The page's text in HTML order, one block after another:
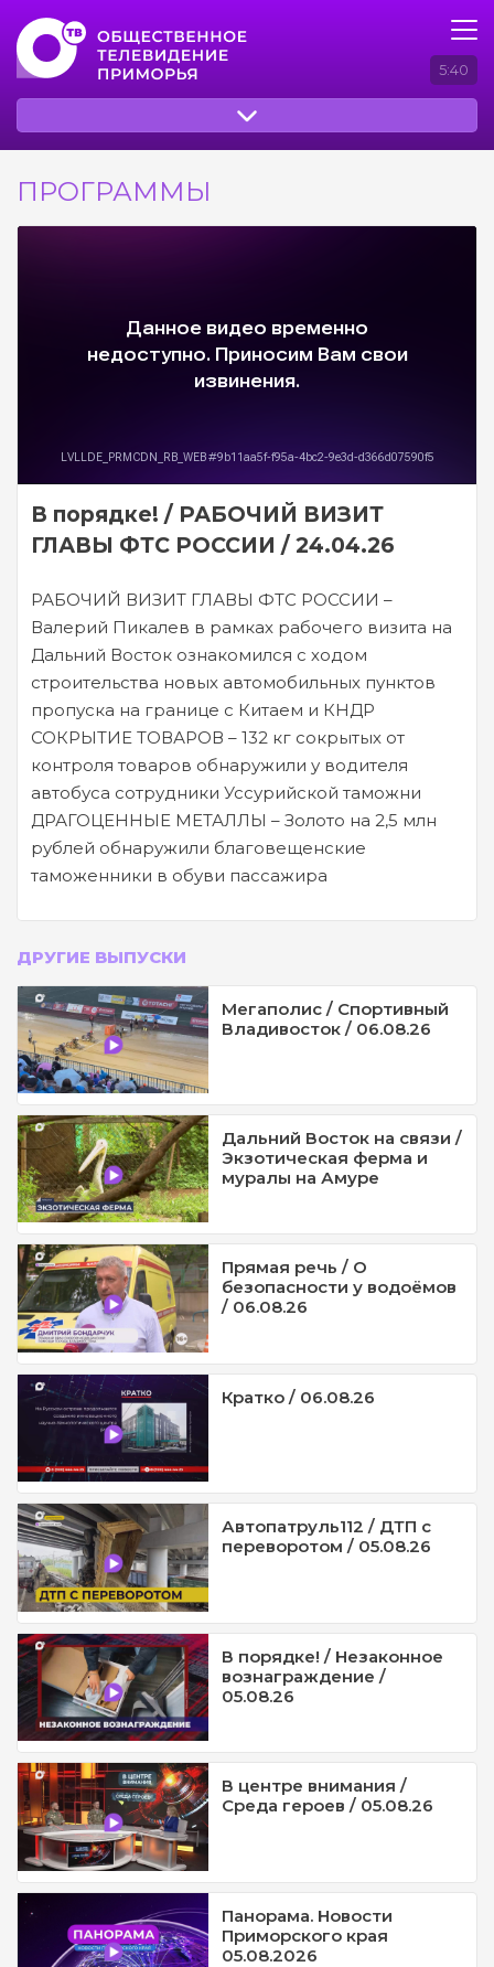
5:40
ПРОГРАММЫ
В порядке! / РАБОЧИЙ ВИЗИТ
ГЛАВЫ ФТС РОССИИ / 24.04.26
РАБОЧИЙ ВИЗИТ ГЛАВЫ ФТС РОССИИ –
Валерий Пикалев в рамках рабочего визита на
Дальний Восток ознакомился с ходом
строительства новых автомобильных пунктов
пропуска на границе с Китаем и КНДР
СОКРЫТИЕ ТОВАРОВ – 132 кг сокрытых от
контроля товаров обнаружили у водителя
автобуса сотрудники Уссурийской таможни
ДРАГОЦЕННЫЕ МЕТАЛЛЫ – Золото на 2,5 млн
рублей обнаружили благовещенские
таможенники в обуви пассажира
ДРУГИЕ ВЫПУСКИ
Мегаполис / Спортивный
Владивосток / 06.08.26
Дальний Восток на связи /
Экзотическая ферма и
муралы на Амуре
Прямая речь / О
безопасности у водоёмов
/ 06.08.26
Кратко / 06.08.26
Автопатруль112 / ДТП с
переворотом / 05.08.26
В порядке! / Незаконное
вознаграждение /
05.08.26
В центре внимания /
Среда героев / 05.08.26
Панорама. Новости
Приморского края
05.08.2026